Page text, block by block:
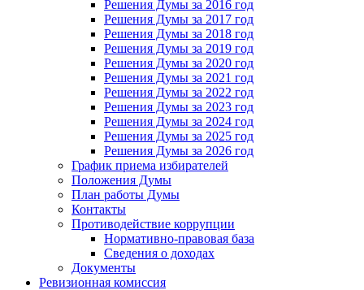
Решения Думы за 2016 год
Решения Думы за 2017 год
Решения Думы за 2018 год
Решения Думы за 2019 год
Решения Думы за 2020 год
Решения Думы за 2021 год
Решения Думы за 2022 год
Решения Думы за 2023 год
Решения Думы за 2024 год
Решения Думы за 2025 год
Решения Думы за 2026 год
График приема избирателей
Положения Думы
План работы Думы
Контакты
Противодействие коррупции
Нормативно-правовая база
Сведения о доходах
Документы
Ревизионная комиссия